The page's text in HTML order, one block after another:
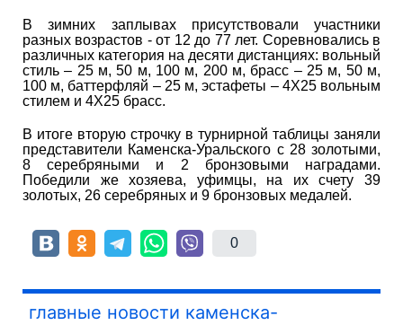
В зимних заплывах присутствовали участники
разных возрастов - от 12 до 77 лет. Соревновались в
различных категория на десяти дистанциях: вольный
стиль – 25 м, 50 м, 100 м, 200 м, брасс – 25 м, 50 м,
100 м, баттерфляй – 25 м, эстафеты – 4Х25 вольным
стилем и 4Х25 брасс.
В итоге вторую строчку в турнирной таблицы заняли
представители Каменска-Уральского с 28 золотыми,
8 серебряными и 2 бронзовыми наградами.
Победили же хозяева, уфимцы, на их счету 39
золотых, 26 серебряных и 9 бронзовых медалей.
0
главные новости каменска-